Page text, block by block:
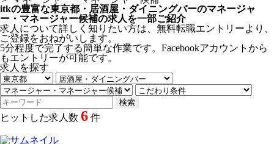
itkの豊富な東京都・居酒屋・ダイニングバーのマネージャ
ー・マネージャー候補の求人を一部ご紹介
求人について詳しく知りたい方は、無料転職エントリーより、
ご登録をおねがいします。
5分程度で完了する簡単な作業です。Facebookアカウントから
もエントリーが可能です。
求人を探す
ヒットした求人数 6 件